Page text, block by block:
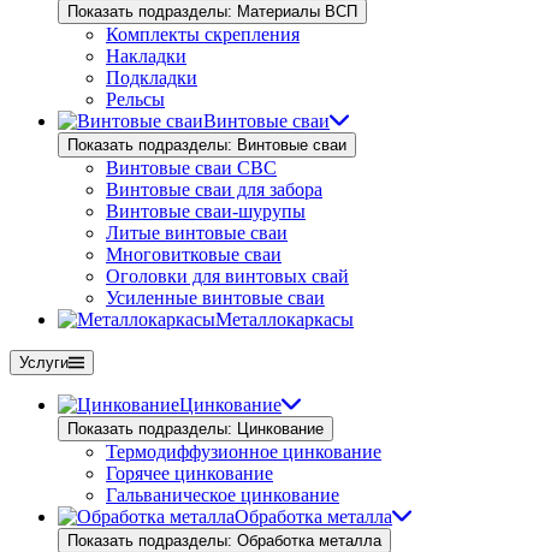
Показать подразделы: Материалы ВСП
Комплекты скрепления
Накладки
Подкладки
Рельсы
Винтовые сваи
Показать подразделы: Винтовые сваи
Винтовые сваи СВС
Винтовые сваи для забора
Винтовые сваи-шурупы
Литые винтовые сваи
Многовитковые сваи
Оголовки для винтовых свай
Усиленные винтовые сваи
Металлокаркасы
Услуги
Цинкование
Показать подразделы: Цинкование
Термодиффузионное цинкование
Горячее цинкование
Гальваническое цинкование
Обработка металла
Показать подразделы: Обработка металла